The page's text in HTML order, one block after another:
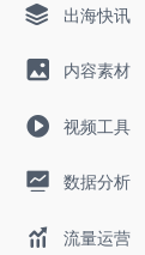
出海快讯
内容素材
视频工具
数据分析
流量运营